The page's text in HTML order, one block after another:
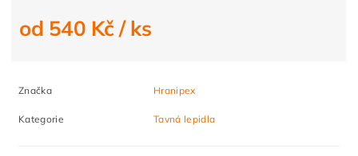
od 540 Kč/ ks
Značka Hranipex
Kategorie Tavná lepidla